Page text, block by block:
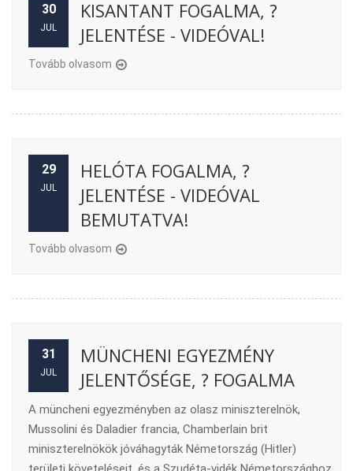
30
JUL
KISANTANT FOGALMA, ?
JELENTÉSE - VIDEÓVAL!
Tovább olvasom
29
JUL
HELÓTA FOGALMA, ?
JELENTÉSE - VIDEÓVAL
BEMUTATVA!
Tovább olvasom
31
JUL
MÜNCHENI EGYEZMÉNY
JELENTŐSÉGE, ? FOGALMA
A müncheni egyezményben az olasz miniszterelnök,
Mussolini és Daladier francia, Chamberlain brit
miniszterelnökök jóváhagyták Németország (Hitler)